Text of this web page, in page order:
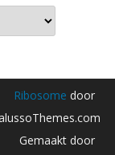
Ribosome door
Gemaakt door